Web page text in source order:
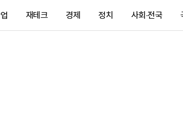
재테크 경제 정치 사회·전국